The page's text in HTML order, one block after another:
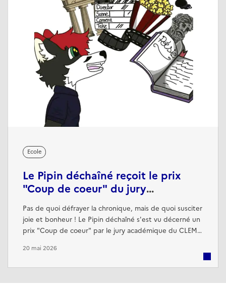
Ecole
Le Pipin déchaîné reçoit le prix
"Coup de coeur" du jury
académique du CLEMI
Pas de quoi défrayer la chronique, mais de quoi susciter
joie et bonheur ! Le Pipin déchaîné s'est vu décerné un
prix "Coup de coeur" par le jury académique du CLEMI
d'écriture des lycéens, les efforts fournis pour titrer les
20 mai 2026